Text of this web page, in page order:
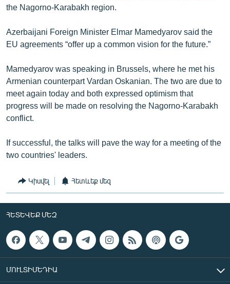
the Nagorno-Karabakh region.
Azerbaijani Foreign Minister Elmar Mamedyarov said the
EU agreements “offer up a common vision for the future.”
Mamedyarov was speaking in Brussels, where he met his
Armenian counterpart Vardan Oskanian. The two are due to
meet again today and both expressed optimism that
progress will be made on resolving the Nagorno-Karabakh
conflict.
If successful, the talks will pave the way for a meeting of the
two countries' leaders.
Կիսվել Հետևեք մեզ
ՀԵՏԵՎԵՔ ՄԵԶ
ՄՈՒԼՏԻՄԵԴԻԱ